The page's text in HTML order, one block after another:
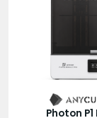
Photon P1